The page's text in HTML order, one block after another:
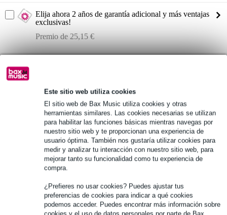
Este sitio web utiliza cookies
El sitio web de Bax Music utiliza cookies y otras
herramientas similares. Las cookies necesarias se utilizan
para habilitar las funciones básicas mientras navegas por
nuestro sitio web y te proporcionan una experiencia de
usuario óptima. También nos gustaría utilizar cookies para
medir y analizar tu interacción con nuestro sitio web, para
mejorar tanto su funcionalidad como tu experiencia de
compra.
¿Prefieres no usar cookies? Puedes ajustar tus
preferencias de cookies para indicar a qué cookies
podemos acceder. Puedes encontrar más información sobre
Elija ahora 2 años de garantía adicional y más ventajas
exclusivas!
Premio de 25,15 €
mezclador de
preamplificadores: D-pre
Especificaciones completas
Véase también (2)